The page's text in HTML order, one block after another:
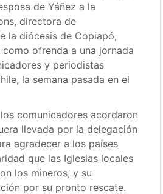
de Yáñez a la
directora de
la diócesis de Copiapó,
ofrenda a una jornada
y periodistas
la semana pasada en el
comunicadores acordaron
llevada por la delegación
agradecer a los países
que las Iglesias locales
los mineros, y su
por su pronto rescate.